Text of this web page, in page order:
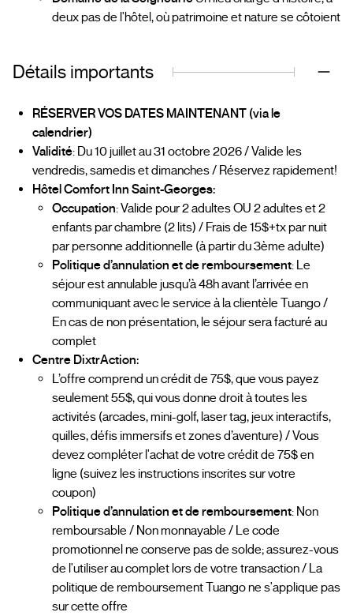
deux pas de l'hôtel, où patrimoine et nature se côtoient
Détails importants
RÉSERVER VOS DATES MAINTENANT (via le
calendrier)
Validité: Du 10 juillet au 31 octobre 2026 / Valide les
vendredis, samedis et dimanches / Réservez rapidement!
Hôtel Comfort Inn Saint-Georges:
Occupation: Valide pour 2 adultes OU 2 adultes et 2
enfants par chambre (2 lits) / Frais de 15$+tx par nuit
par personne additionnelle (à partir du 3ème adulte)
Politique d’annulation et de remboursement: Le
séjour est annulable jusqu’à 48h avant l’arrivée en
communiquant avec le service à la clientèle Tuango /
En cas de non présentation, le séjour sera facturé au
complet
Centre DixtrAction:
L’offre comprend un crédit de 75$, que vous payez
seulement 55$, qui vous donne droit à toutes les
activités (arcades, mini-golf, laser tag, jeux interactifs,
quilles, défis immersifs et zones d’aventure) / Vous
devez compléter l'achat de votre crédit de 75$ en
ligne (suivez les instructions inscrites sur votre
coupon)
Politique d’annulation et de remboursement: Non
remboursable / Non monnayable / Le code
promotionnel ne conserve pas de solde; assurez-vous
de l'utiliser au complet lors de votre transaction / La
politique de remboursement Tuango ne s'applique pas
sur cette offre